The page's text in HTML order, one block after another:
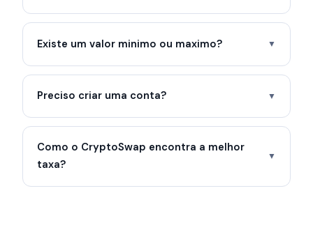
Existe um valor minimo ou maximo? ▼
Preciso criar uma conta? ▼
Como o CryptoSwap encontra a melhor
taxa?
▼